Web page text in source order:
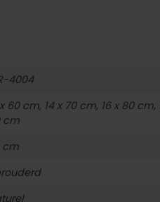
4004
x 60 cm, 14 x 70 cm, 16 x 80 cm,
cm
cm